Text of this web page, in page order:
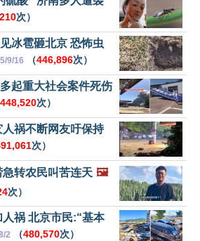
次）
冰雹砸北京 恐怖虫
9/16 （446,896次）
起重大社会案件死伤
448,520次）
祸不断网友吁保持
次）
转农民叫苦连天 🖼️
次）
祸 北京市民:“基本
2 （480,570次）